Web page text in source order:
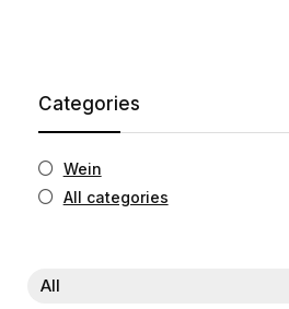
Categories
Wein
All categories
All